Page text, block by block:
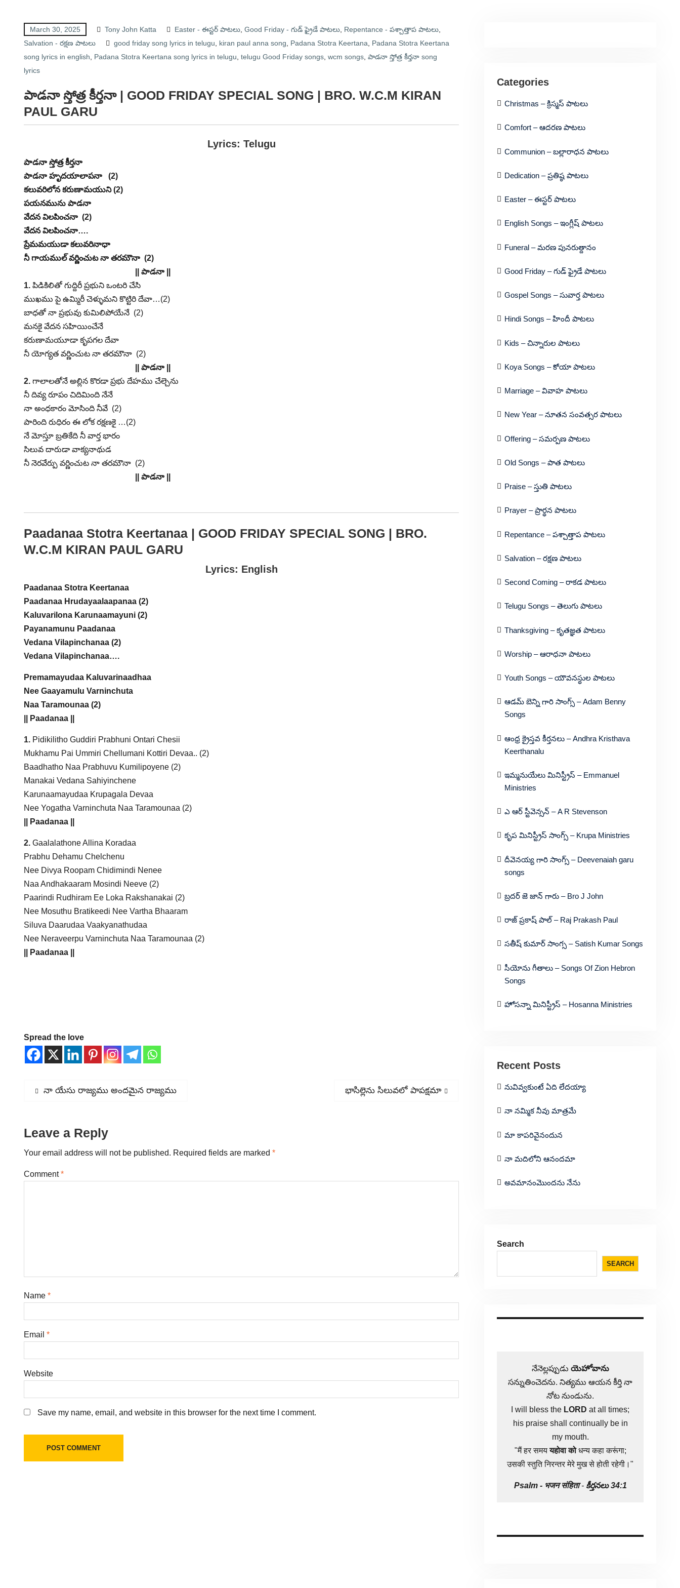
March 30, 2025 Tony John Katta Easter - ఈస్టర్ పాటలు Good Friday - గుడ్ ఫ్రైడే పాటలు Repentance - పశ్చాత్తాప పాటలు
Salvation - రక్షణ పాటలు
good friday song lyrics in telugu kiran paul anna song Padana Stotra Keertana
Padana Stotra Keertana
song lyrics in english
Padana Stotra Keertana song lyrics in telugu telugu Good Friday songs wcm songs పాడనా స్తోత్ర కీర్తనా song
lyrics
పాడనా స్తోత్ర కీర్తనా | GOOD FRIDAY SPECIAL SONG | BRO. W.C.M KIRAN
PAUL GARU
Lyrics: Telugu
పాడనా స్తోత్ర కీర్తనా
పాడనా హృదయాలాపనా (2)
కలువరిలోన కరుణామయుని (2)
పయనమును పాడనా
వేదన విలపించనా (2)
వేదన విలపించనా….
ప్రేమమయుడా కలువరినాధా
నీ గాయముల్ వర్ణించుట నా తరమౌనా (2)
|| పాడనా ||
1. పిడికిలితో గుద్దిరీ ప్రభుని ఒంటరి చేసి
ముఖము పై ఉమ్మిరీ చెళ్ళుమని కొట్టిరి దేవా…(2)
బాధతో నా ప్రభువు కుమిలిపోయేనే (2)
మనకై వేదన సహియించేనే
కరుణామయూడా కృపగల దేవా
నీ యోగ్యత వర్ణించుట నా తరమౌనా (2)
|| పాడనా ||
2. గాలాలతోనే అల్లిన కొరడా ప్రభు దేహము చేల్చెను
నీ దివ్య రూపం చిదిమింది నేనే
నా అంధకారం మోసింది నీవే (2)
పారింది రుధిరం ఈ లోక రక్షణకై …(2)
నే మోస్తూ బ్రతికేది నీ వార్త భారం
సిలువ దారుడా వాక్యనాథుడ
నీ నెరవేర్పు వర్ణించుట నా తరమౌనా (2)
|| పాడనా ||
Paadanaa Stotra Keertanaa | GOOD FRIDAY SPECIAL SONG | BRO.
W.C.M KIRAN PAUL GARU
Lyrics: English
Paadanaa Stotra Keertanaa
Paadanaa Hrudayaalaapanaa (2)
Kaluvarilona Karunaamayuni (2)
Payanamunu Paadanaa
Vedana Vilapinchanaa (2)
Vedana Vilapinchanaa….
Premamayudaa Kaluvarinaadhaa
Nee Gaayamulu Varninchuta
Naa Taramounaa (2)
|| Paadanaa ||
1. Pidikilitho Guddiri Prabhuni Ontari Chesii
Mukhamu Pai Ummiri Chellumani Kottiri Devaa.. (2)
Baadhatho Naa Prabhuvu Kumilipoyene (2)
Manakai Vedana Sahiyinchene
Karunaamayudaa Krupagala Devaa
Nee Yogatha Varninchuta Naa Taramounaa (2)
|| Paadanaa ||
2. Gaalalathone Allina Koradaa
Prabhu Dehamu Chelchenu
Nee Divya Roopam Chidimindi Nenee
Naa Andhakaaram Mosindi Neeve (2)
Paarindi Rudhiram Ee Loka Rakshanakai (2)
Nee Mosuthu Bratikeedi Nee Vartha Bhaaram
Siluva Daarudaa Vaakyanathudaa
Nee Neraveerpu Varninchuta Naa Taramounaa (2)
|| Paadanaa ||
Spread the love
Post
Previous
నా యేసు రాజ్యము అందమైన రాజ్యము
Next
భాసిల్లెను సిలువలో పాపక్షమా
Leave a Reply
Your email address will not be published. Required fields are marked *
Comment*
Name *
Email *
Website
Save my name, email, and website in this browser for the next time I comment.
Categories
Christmas – క్రిస్మస్ పాటలు
Comfort – ఆదరణ పాటలు
Communion – బల్లారాధన పాటలు
Dedication – ప్రతిష్ఠ పాటలు
Easter – ఈస్టర్ పాటలు
English Songs – ఇంగ్లీష్ పాటలు
Funeral – మరణ పునరుత్దానం
Good Friday – గుడ్ ఫ్రైడే పాటలు
Gospel Songs – సువార్త పాటలు
Hindi Songs – హిందీ పాటలు
Kids – చిన్నారుల పాటలు
Koya Songs – కోయా పాటలు
Marriage – వివాహ పాటలు
New Year – నూతన సంవత్సర పాటలు
Offering – సమర్పణ పాటలు
Old Songs – పాత పాటలు
Praise – స్తుతి పాటలు
Prayer – ప్రార్థన పాటలు
Repentance – పశ్చాత్తాప పాటలు
Salvation – రక్షణ పాటలు
Second Coming – రాకడ పాటలు
Telugu Songs – తెలుగు పాటలు
Thanksgiving – కృతజ్ఞత పాటలు
Worship – ఆరాధనా పాటలు
Youth Songs – యౌవనస్థుల పాటలు
ఆడమ్ బెన్ని గారి సాంగ్స్ – Adam Benny
Songs
ఆంధ్ర క్రైస్తవ కీర్తనలు – Andhra Kristhava
Keerthanalu
ఇమ్మనుయేలు మినిస్ట్రీస్ – Emmanuel
Ministries
ఎ ఆర్ స్టీవెన్సన్ – A R Stevenson
కృప మినిస్ట్రీస్ సాంగ్స్ – Krupa Ministries
దీవెనయ్య గారి సాంగ్స్ – Deevenaiah garu
songs
బ్రదర్ జె జాన్ గారు – Bro J John
రాజ్ ప్రకాష్ పాల్ – Raj Prakash Paul
సతీష్ కుమార్ సాంగ్స – Satish Kumar Songs
సీయోను గీతాలు – Songs Of Zion Hebron
Songs
హోసన్నా మినిస్ట్రీస్ – Hosanna Ministries
Recent Posts
నువివ్వకుంటే ఏది లేదయ్యా
నా నమ్మిక నీవు మాత్రమే
మా కాపరివైనందున
నా మదిలోని ఆనందమా
అవమానంమొందను నేను
Search
SEARCH
నేనెల్లప్పుడు యెహోవాను
సన్నుతించెదను. నిత్యము ఆయన కీర్తి నా
నోట నుండును.
I will bless the LORD at all times;
his praise shall continually be in
my mouth.
"मैं हर समययहोवा कोधन्य कहा करूंगा;
उसकी स्तुति निरन्तर मेरे मुख से होती रहेगी।"
Psalm - भजन संहिता- కీర్తనలు 34:1